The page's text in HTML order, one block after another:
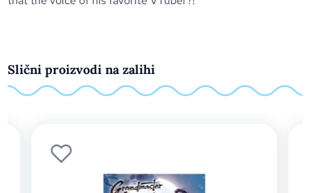
Slični proizvodi na zalihi